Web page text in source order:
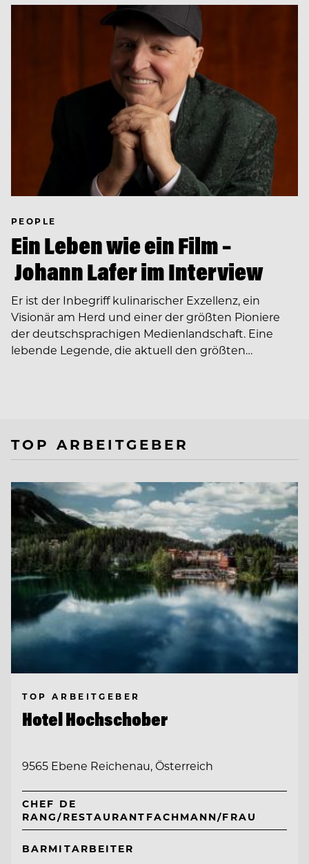
PEOPLE
Ein Leben wie ein Film –
Johann Lafer im Interview
Er ist der Inbegriff kulinarischer Exzellenz, ein
Visionär am Herd und einer der größten Pioniere
der deutschsprachigen Medienlandschaft. Eine
lebende Legende, die aktuell den größten…
TOP ARBEITGEBER
TOP ARBEITGEBER
Hotel Hochschober
9565 Ebene Reichenau, Österreich
CHEF DE
RANG/RESTAURANTFACHMANN/FRAU
BARMITARBEITER